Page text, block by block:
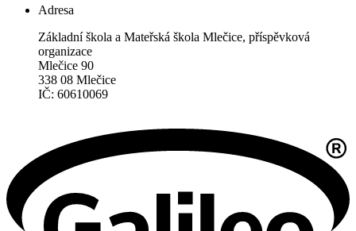
Adresa
Základní škola a Mateřská škola Mlečice, příspěvková
organizace
Mlečice 90
338 08 Mlečice
IČ: 60610069